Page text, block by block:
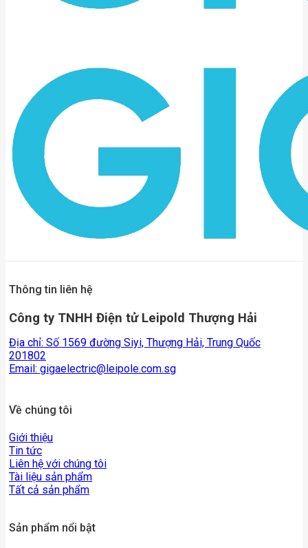
Thông tin liên hệ
Công ty TNHH Điện tử Leipold Thượng Hải
Địa chỉ: Số 1569 đường Siyi, Thượng Hải, Trung Quốc
201802
Email: gigaelectric@leipole.com.sg
Về chúng tôi
Giới thiệu
Tin tức
Liên hệ với chúng tôi
Tài liệu sản phẩm
Tất cả sản phẩm
Sản phẩm nổi bật